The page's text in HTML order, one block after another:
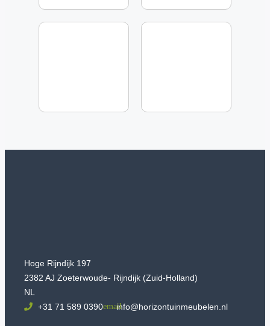
Hoge Rijndijk 197
2382 AJ Zoeterwoude- Rijndijk (Zuid-Holland)
NL
+31 71 589 0390
info@horizontuinmeubelen.nl